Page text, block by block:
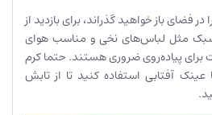
در فضای باز خواهید گذراند، برای بازدید از
مثل لباس‌های نخی و مناسب هوای
پیاده‌روی ضروری هستند. حتما کرم
عینک آفتابی استفاده کنید تا از تابش